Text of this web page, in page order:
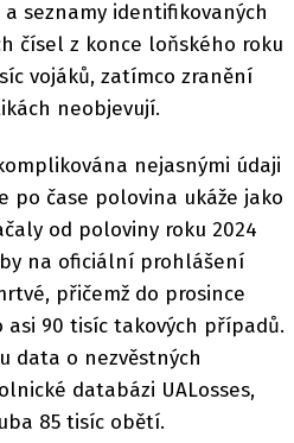
seznamy identifikovaných
čísel z konce loňského roku
vojáků, zatímco zranění
neobjevují.
nejasnými údaji
po čase polovina ukáže jako
od poloviny roku 2024
na oficiální prohlášení
přičemž do prosince
asi 90 tisíc takových případů.
data o nezvěstných
databázi UALosses,
85 tisíc obětí.